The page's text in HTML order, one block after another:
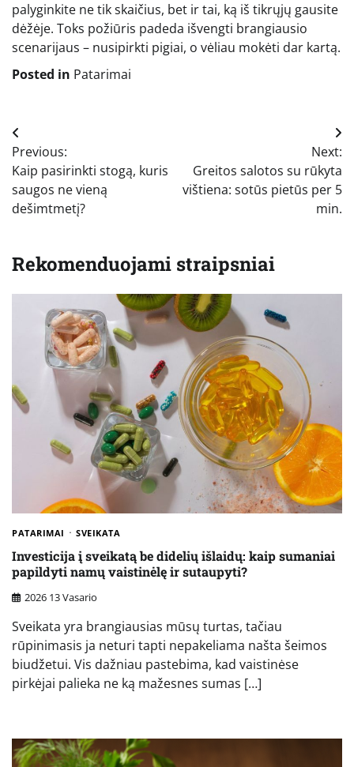
palyginkite ne tik skaičius, bet ir tai, ką iš tikrųjų gausite
dėžėje. Toks požiūris padeda išvengti brangiausio
scenarijaus – nusipirkti pigiai, o vėliau mokėti dar kartą.
Posted in Patarimai
Navigacija
tarp
įrašų
Previous:
Kaip pasirinkti stogą, kuris
saugos ne vieną
dešimtmetį?
Next:
Greitos salotos su rūkyta
vištiena: sotūs pietūs per 5
min.
Rekomenduojami straipsniai
PATARIMAI SVEIKATA
Investicija į sveikatą be didelių išlaidų: kaip sumaniai
papildyti namų vaistinėlę ir sutaupyti?
2026 13 Vasario
Sveikata yra brangiausias mūsų turtas, tačiau
rūpinimasis ja neturi tapti nepakeliama našta šeimos
biudžetui. Vis dažniau pastebima, kad vaistinėse
pirkėjai palieka ne ką mažesnes sumas […]